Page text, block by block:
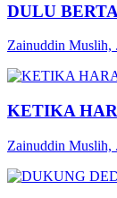
DULU
Zainuddin Muslih,
KETIKA
Zainuddin Muslih,